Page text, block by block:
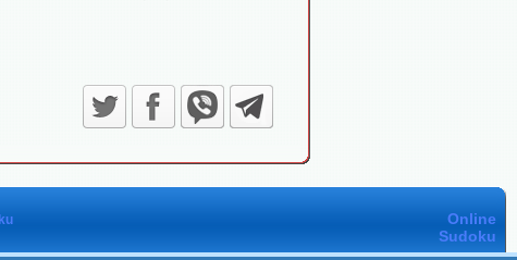
Online
Sudoku